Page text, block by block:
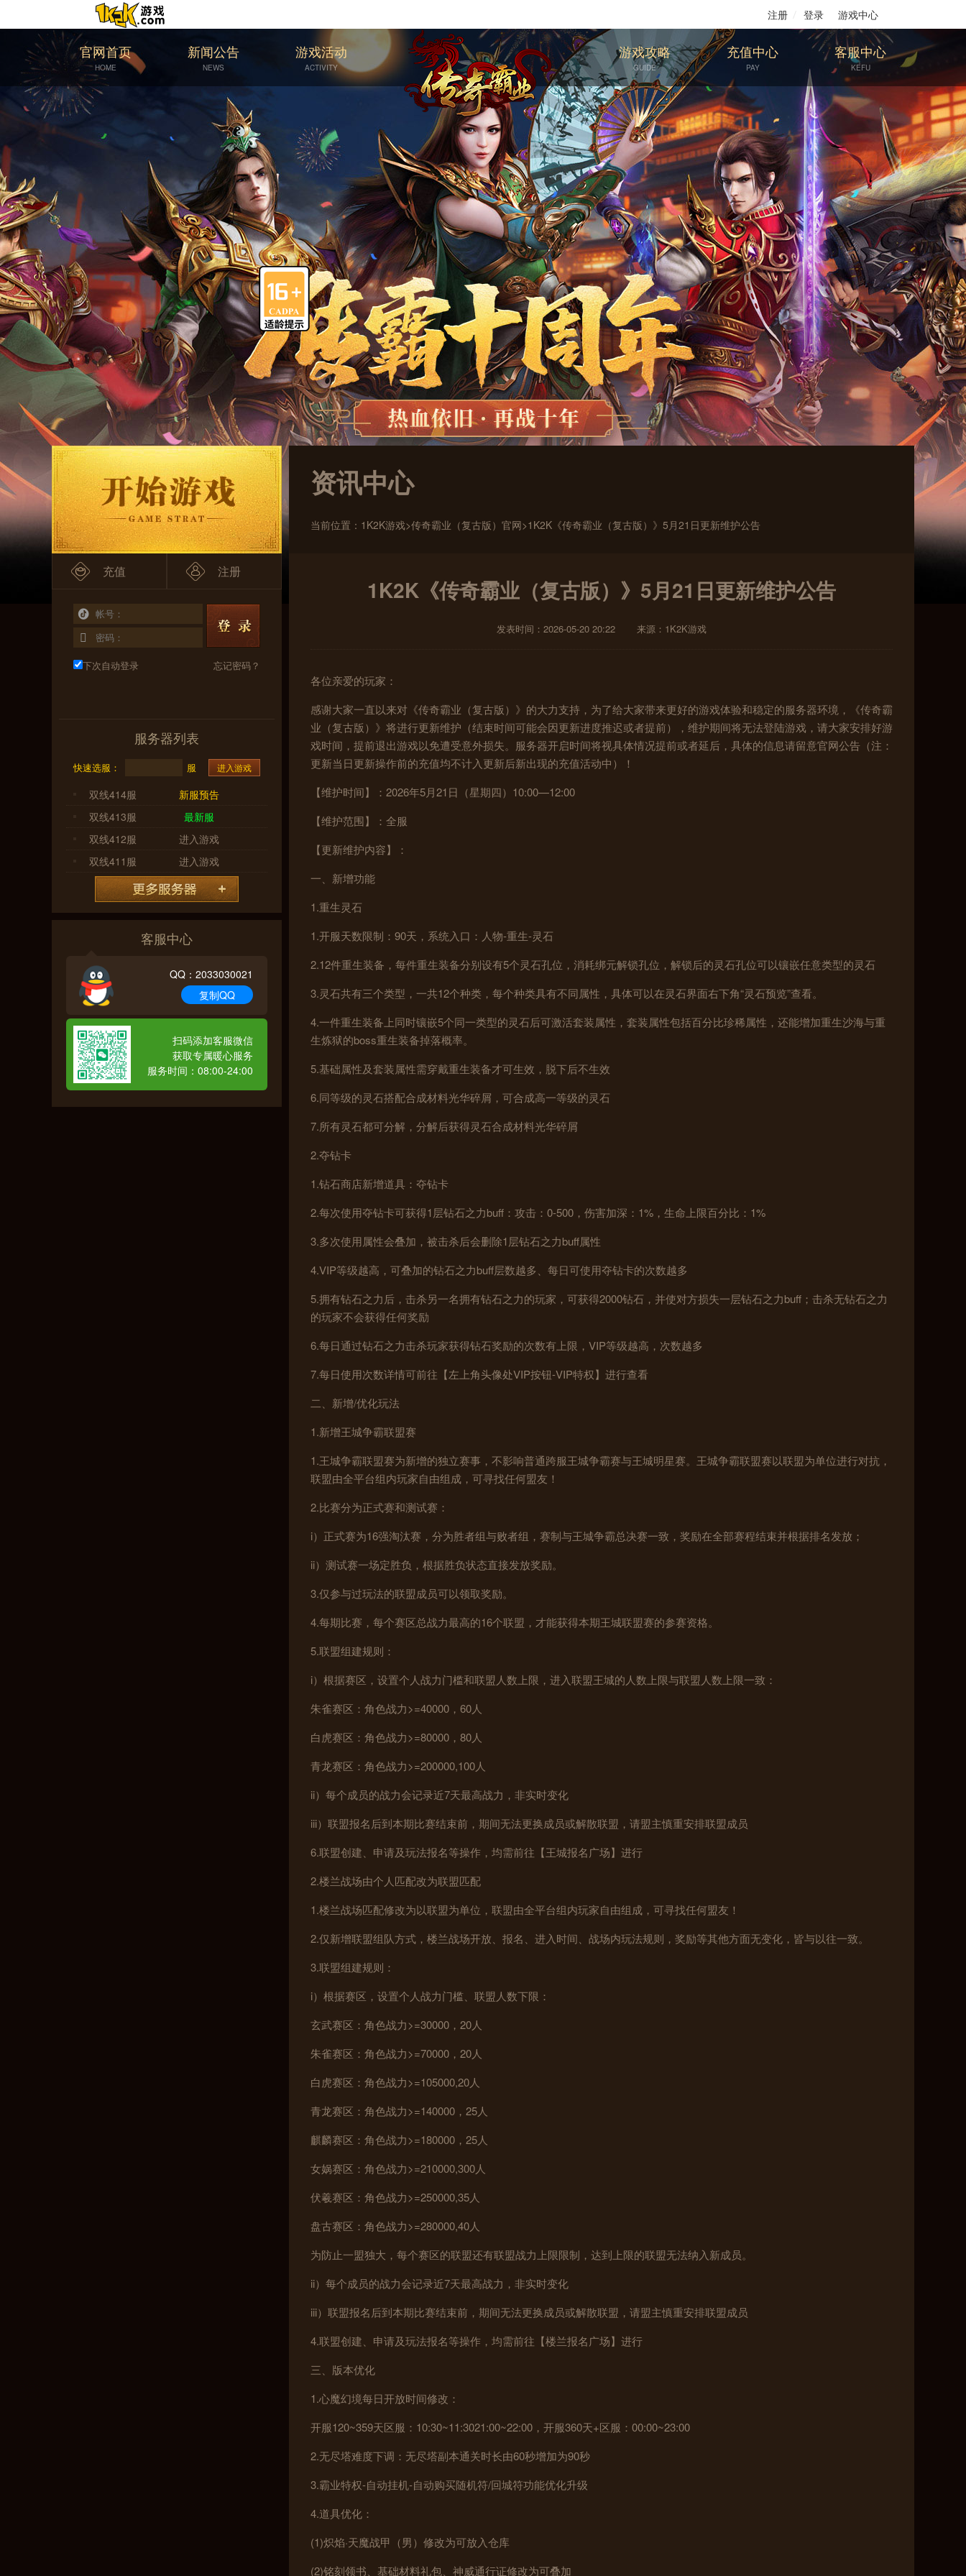
注册 登录 游戏中心
官网首页
HOME
新闻公告
NEWS
游戏活动
ACTIVITY
游戏攻略
GUIDE
充值中心
PAY
客服中心
KEFU
下次自动登录 忘记密码？
充值 注册
服务器列表
快速选服： 服 进入游戏
双线414服
新服预告
双线413服
最新服
双线412服
进入游戏
双线411服
进入游戏
客服中心
QQ：2033030021
复制QQ
扫码添加客服微信
获取专属暖心服务
服务时间：08:00-24:00
资讯中心
当前位置： 1K2K游戏>传奇霸业（复古版）官网>1K2K《传奇霸业（复古版）》5月21日更新维护公告
1K2K《传奇霸业（复古版）》5月21日更新维护公告
发表时间：2026-05-20 20:22 来源：1K2K游戏
各位亲爱的玩家：
感谢大家一直以来对《传奇霸业（复古版）》的大力支持，为了给大家带来更好的游戏体验和稳定的服务器环境，《传奇霸
业（复古版）》将进行更新维护（结束时间可能会因更新进度推迟或者提前），维护期间将无法登陆游戏，请大家安排好游
戏时间，提前退出游戏以免遭受意外损失。服务器开启时间将视具体情况提前或者延后，具体的信息请留意官网公告（注：
更新当日更新操作前的充值均不计入更新后新出现的充值活动中）！
【维护时间】：2026年5月21日（星期四）10:00—12:00
【维护范围】：全服
【更新维护内容】：
一、新增功能
1.重生灵石
1.开服天数限制：90天，系统入口：人物-重生-灵石
2.12件重生装备，每件重生装备分别设有5个灵石孔位，消耗绑元解锁孔位，解锁后的灵石孔位可以镶嵌任意类型的灵石
3.灵石共有三个类型，一共12个种类，每个种类具有不同属性，具体可以在灵石界面右下角“灵石预览”查看。
4.一件重生装备上同时镶嵌5个同一类型的灵石后可激活套装属性，套装属性包括百分比珍稀属性，还能增加重生沙海与重
生炼狱的boss重生装备掉落概率。
5.基础属性及套装属性需穿戴重生装备才可生效，脱下后不生效
6.同等级的灵石搭配合成材料光华碎屑，可合成高一等级的灵石
7.所有灵石都可分解，分解后获得灵石合成材料光华碎屑
2.夺钻卡
1.钻石商店新增道具：夺钻卡
2.每次使用夺钻卡可获得1层钻石之力buff：攻击：0-500，伤害加深：1%，生命上限百分比：1%
3.多次使用属性会叠加，被击杀后会删除1层钻石之力buff属性
4.VIP等级越高，可叠加的钻石之力buff层数越多、每日可使用夺钻卡的次数越多
5.拥有钻石之力后，击杀另一名拥有钻石之力的玩家，可获得2000钻石，并使对方损失一层钻石之力buff；击杀无钻石之力
的玩家不会获得任何奖励
6.每日通过钻石之力击杀玩家获得钻石奖励的次数有上限，VIP等级越高，次数越多
7.每日使用次数详情可前往【左上角头像处VIP按钮-VIP特权】进行查看
二、新增/优化玩法
1.新增王城争霸联盟赛
1.王城争霸联盟赛为新增的独立赛事，不影响普通跨服王城争霸赛与王城明星赛。王城争霸联盟赛以联盟为单位进行对抗，
联盟由全平台组内玩家自由组成，可寻找任何盟友！
2.比赛分为正式赛和测试赛：
i）正式赛为16强淘汰赛，分为胜者组与败者组，赛制与王城争霸总决赛一致，奖励在全部赛程结束并根据排名发放；
ii）测试赛一场定胜负，根据胜负状态直接发放奖励。
3.仅参与过玩法的联盟成员可以领取奖励。
4.每期比赛，每个赛区总战力最高的16个联盟，才能获得本期王城联盟赛的参赛资格。
5.联盟组建规则：
i）根据赛区，设置个人战力门槛和联盟人数上限，进入联盟王城的人数上限与联盟人数上限一致：
朱雀赛区：角色战力>=40000，60人
白虎赛区：角色战力>=80000，80人
青龙赛区：角色战力>=200000,100人
ii）每个成员的战力会记录近7天最高战力，非实时变化
iii）联盟报名后到本期比赛结束前，期间无法更换成员或解散联盟，请盟主慎重安排联盟成员
6.联盟创建、申请及玩法报名等操作，均需前往【王城报名广场】进行
2.楼兰战场由个人匹配改为联盟匹配
1.楼兰战场匹配修改为以联盟为单位，联盟由全平台组内玩家自由组成，可寻找任何盟友！
2.仅新增联盟组队方式，楼兰战场开放、报名、进入时间、战场内玩法规则，奖励等其他方面无变化，皆与以往一致。
3.联盟组建规则：
i）根据赛区，设置个人战力门槛、联盟人数下限：
玄武赛区：角色战力>=30000，20人
朱雀赛区：角色战力>=70000，20人
白虎赛区：角色战力>=105000,20人
青龙赛区：角色战力>=140000，25人
麒麟赛区：角色战力>=180000，25人
女娲赛区：角色战力>=210000,300人
伏羲赛区：角色战力>=250000,35人
盘古赛区：角色战力>=280000,40人
为防止一盟独大，每个赛区的联盟还有联盟战力上限限制，达到上限的联盟无法纳入新成员。
ii）每个成员的战力会记录近7天最高战力，非实时变化
iii）联盟报名后到本期比赛结束前，期间无法更换成员或解散联盟，请盟主慎重安排联盟成员
4.联盟创建、申请及玩法报名等操作，均需前往【楼兰报名广场】进行
三、版本优化
1.心魔幻境每日开放时间修改：
开服120~359天区服：10:30~11:3021:00~22:00，开服360天+区服：00:00~23:00
2.无尽塔难度下调：无尽塔副本通关时长由60秒增加为90秒
3.霸业特权-自动挂机-自动购买随机符/回城符功能优化升级
4.道具优化：
(1)炽焰·天魔战甲（男）修改为可放入仓库
(2)铭刻领书、基础材料礼包、神威通行证修改为可叠加